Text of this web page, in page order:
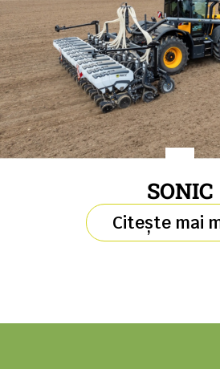
SONIC
Citește mai